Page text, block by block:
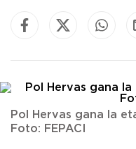
Pol Hervas gana la
Foto: FEPACI